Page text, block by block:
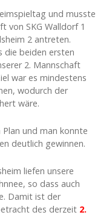
und musste
von SKG Walldorf 1
2 antreten.
die beiden ersten
2. Mannschaft
war es mindestens
wodurch der
wäre.
und man konnte
deutlich gewinnen.
liefen unsere
so dass auch
Damit ist der
des derzeit 2.